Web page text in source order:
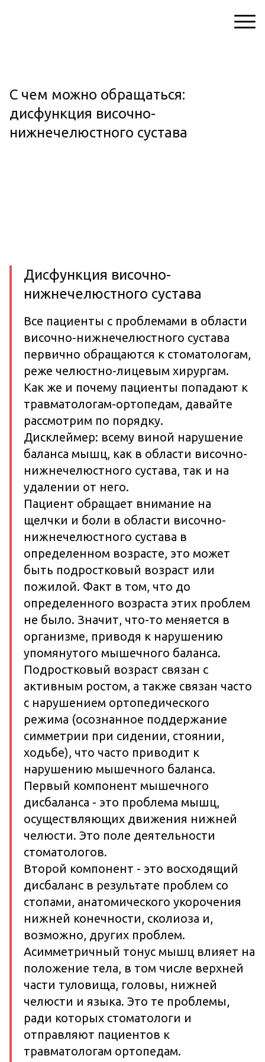
С чем можно обращаться:
дисфункция височно-
нижнечелюстного сустава
Дисфункция височно-
нижнечелюстного сустава
Все пациенты с проблемами в области
височно-нижнечелюстного сустава
первично обращаются к стоматологам,
реже челюстно-лицевым хирургам.
Как же и почему пациенты попадают к
травматологам-ортопедам, давайте
рассмотрим по порядку.
Дисклеймер: всему виной нарушение
баланса мышц, как в области височно-
нижнечелюстного сустава, так и на
удалении от него.
Пациент обращает внимание на
щелчки и боли в области височно-
нижнечелюстного сустава в
определенном возрасте, это может
быть подростковый возраст или
пожилой. Факт в том, что до
определенного возраста этих проблем
не было. Значит, что-то меняется в
организме, приводя к нарушению
упомянутого мышечного баланса.
Подростковый возраст связан с
активным ростом, а также связан часто
с нарушением ортопедического
режима (осознанное поддержание
симметрии при сидении, стоянии,
ходьбе), что часто приводит к
нарушению мышечного баланса.
Первый компонент мышечного
дисбаланса - это проблема мышц,
осуществляющих движения нижней
челюсти. Это поле деятельности
стоматологов.
Второй компонент - это восходящий
дисбаланс в результате проблем со
стопами, анатомического укорочения
нижней конечности, сколиоза и,
возможно, других проблем.
Асимметричный тонус мышц влияет на
положение тела, в том числе верхней
части туловища, головы, нижней
челюсти и языка. Это те проблемы,
ради которых стоматологи и
отправляют пациентов к
травматологам ортопедам.